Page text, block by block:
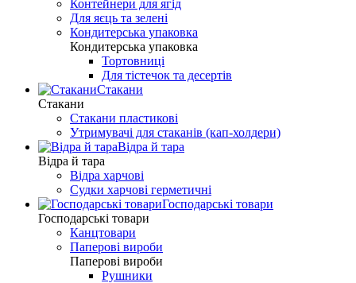
Контейнери для ягід
Для яєць та зелені
Кондитерська упаковка
Кондитерська упаковка
Тортовниці
Для тістечок та десертів
Стакани
Стакани
Стакани пластикові
Утримувачі для стаканів (кап-холдери)
Відра й тара
Відра й тара
Відра харчові
Судки харчові герметичні
Господарські товари
Господарські товари
Канцтовари
Паперові вироби
Паперові вироби
Рушники